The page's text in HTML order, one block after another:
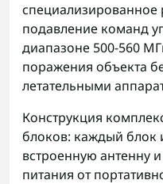
подавление команд
диапазоне 500-560
поражения объекта
летательными
Конструкция
блоков: каждый блок
встроенную антенну
питания от